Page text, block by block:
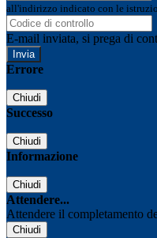
all'indirizzo indicato con le
E-mail inviata, si prega di
Errore
Chiudi
Successo
Chiudi
Informazione
Chiudi
Attendere...
Attendere il completamento
Chiudi